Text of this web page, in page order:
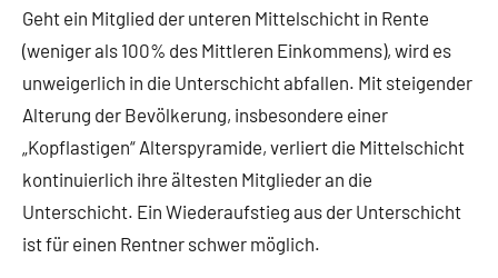
Geht ein Mitglied der unteren Mittelschicht in Rente
(weniger als 100% des Mittleren Einkommens), wird es
unweigerlich in die Unterschicht abfallen. Mit steigender
Alterung der Bevölkerung, insbesondere einer
„Kopflastigen“ Alterspyramide, verliert die Mittelschicht
kontinuierlich ihre ältesten Mitglieder an die
Unterschicht. Ein Wiederaufstieg aus der Unterschicht
ist für einen Rentner schwer möglich.